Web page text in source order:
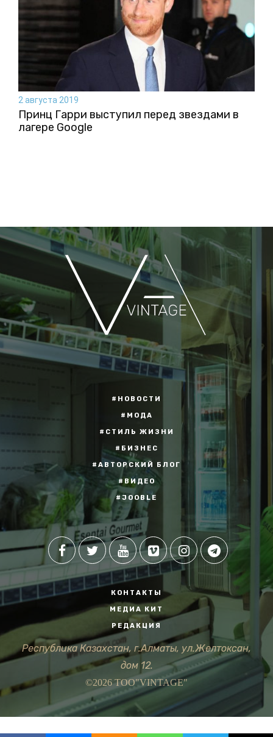
2 августа 2019
Принц Гарри выступил перед звездами в
лагере Google
#НОВОСТИ
#МОДА
#СТИЛЬ ЖИЗНИ
#БИЗНЕС
#АВТОРСКИЙ БЛОГ
#ВИДЕО
#JOOBLE
КОНТАКТЫ
МЕДИА КИТ
РЕДАКЦИЯ
Республика Казахстан, г.Алматы, ул.Желтоксан,
дом 12.
©2026 ТОО"VINTAGE"